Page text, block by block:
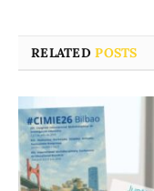
RELATEDPOSTS